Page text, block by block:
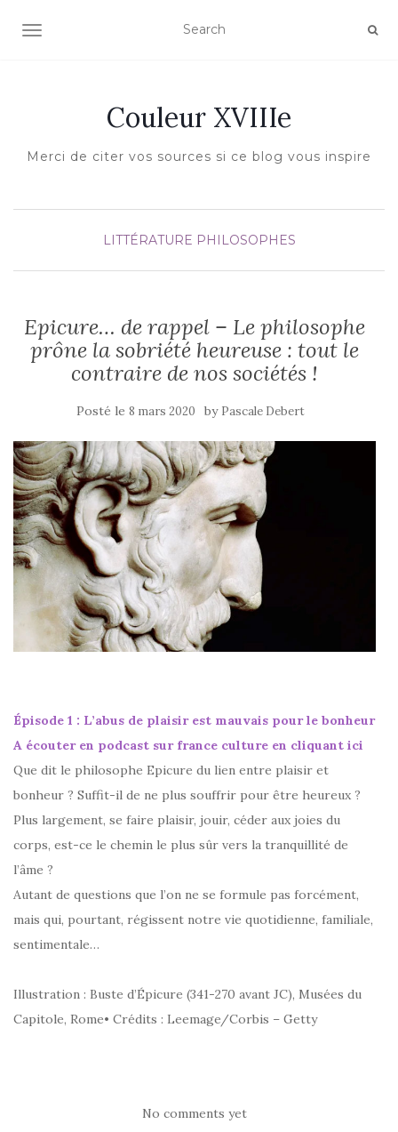
AFFICHER/MASQUER LA NAVIGATION
Couleur XVIIIe
Merci de citer vos sources si ce blog vous inspire
LITTÉRATURE PHILOSOPHES
Epicure… de rappel – Le philosophe
prône la sobriété heureuse : tout le
contraire de nos sociétés !
Posté le 8 mars 2020 by Pascale Debert
Épisode 1 : L’abus de plaisir est mauvais pour le bonheur
A écouter en podcast sur france culture en cliquant ici
Que dit le philosophe Epicure du lien entre plaisir et
bonheur ? Suffit-il de ne plus souffrir pour être heureux ?
Plus largement, se faire plaisir, jouir, céder aux joies du
corps, est-ce le chemin le plus sûr vers la tranquillité de
l’âme ?
Autant de questions que l’on ne se formule pas forcément,
mais qui, pourtant, régissent notre vie quotidienne, familiale,
sentimentale…
Illustration : Buste d’Épicure (341-270 avant JC), Musées du
Capitole, Rome• Crédits : Leemage/Corbis – Getty
No comments yet